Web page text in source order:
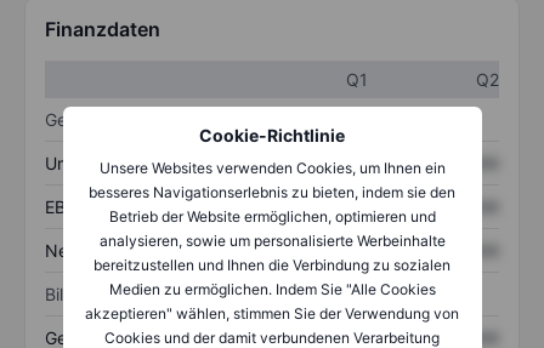
Cookie-Richtlinie
Unsere Websites verwenden Cookies, um Ihnen ein
besseres Navigationserlebnis zu bieten, indem sie den
Betrieb der Website ermöglichen, optimieren und
analysieren, sowie um personalisierte Werbeinhalte
bereitzustellen und Ihnen die Verbindung zu sozialen
Medien zu ermöglichen. Indem Sie "Alle Cookies
akzeptieren" wählen, stimmen Sie der Verwendung von
Cookies und der damit verbundenen Verarbeitung
Finanzdaten
Q1
Q2
Gewinn- und Verlustrechnung
Umsatz XXXXXXX XXXXXXX
EBITDA XXXXXXX XXXXXXX
Nettoeinkommen XXXXXXX XXXXXXX
Bilanz
Gesamtvermögen XXXXXXX XXXXXXX